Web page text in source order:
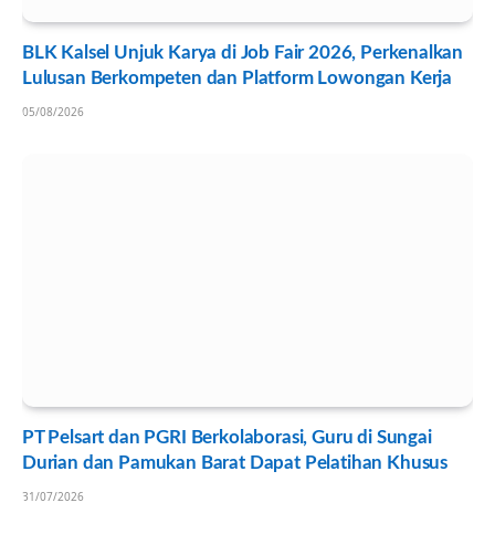
BLK Kalsel Unjuk Karya di Job Fair 2026, Perkenalkan
Lulusan Berkompeten dan Platform Lowongan Kerja
05/08/2026
PT Pelsart dan PGRI Berkolaborasi, Guru di Sungai
Durian dan Pamukan Barat Dapat Pelatihan Khusus
31/07/2026